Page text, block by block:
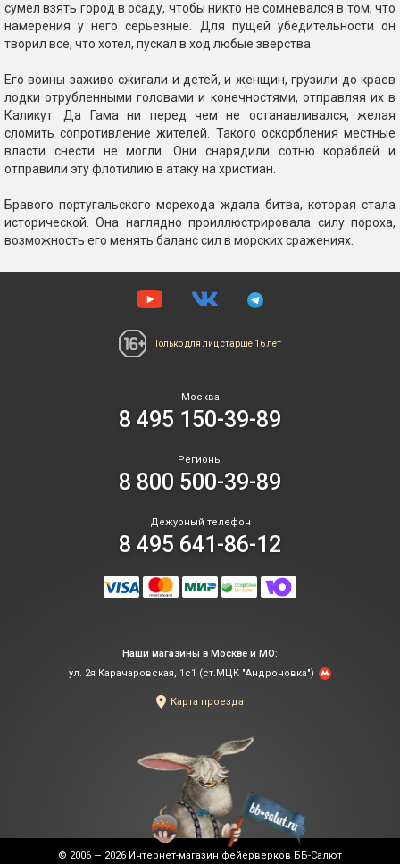
сумел взять город в осаду, чтобы никто не сомневался в том, что
намерения у него серьезные. Для пущей убедительности он
творил все, что хотел, пускал в ход любые зверства.
Его воины заживо сжигали и детей, и женщин, грузили до краев
лодки отрубленными головами и конечностями, отправляя их в
Каликут. Да Гама ни перед чем не останавливался, желая
сломить сопротивление жителей. Такого оскорбления местные
власти снести не могли. Они снарядили сотню кораблей и
отправили эту флотилию в атаку на христиан.
Бравого португальского морехода ждала битва, которая стала
исторической. Она наглядно проиллюстрировала силу пороха,
возможность его менять баланс сил в морских сражениях.
Только для лицстарше 16 лет
Москва
8 495 150-39-89
Регионы
8 800 500-39-89
Дежурный телефон
8 495 641-86-12
Наши магазины в Москве и МО:
ул. 2я Карачаровская, 1с1 (ст.МЦК "Андроновка")
Карта проезда
© 2006 — 2026 Интернет-магазин фейерверков ББ-Салют